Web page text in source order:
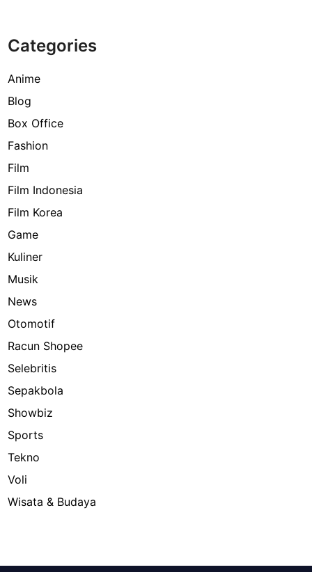
Categories
Anime
Blog
Box Office
Fashion
Film
Film Indonesia
Film Korea
Game
Kuliner
Musik
News
Otomotif
Racun Shopee
Selebritis
Sepakbola
Showbiz
Sports
Tekno
Voli
Wisata & Budaya